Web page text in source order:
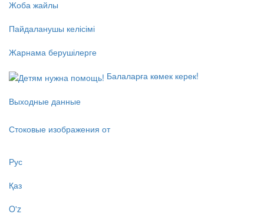
Жоба жайлы
Пайдаланушы келісімі
Жарнама берушілерге
Балаларға көмек керек!
Выходные данные
Стоковые изображения от
Рус
Қаз
O'z